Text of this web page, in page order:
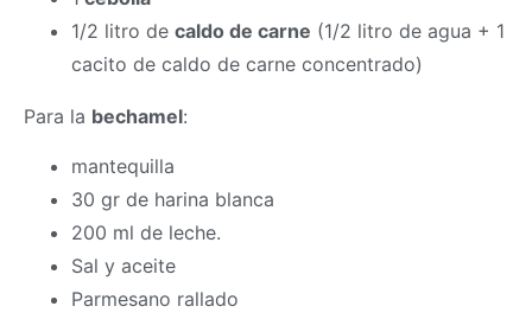
1/2 litro de caldo de carne (1/2 litro de agua + 1
cacito de caldo de carne concentrado)
Para la bechamel:
mantequilla
30 gr de harina blanca
200 ml de leche.
Sal y aceite
Parmesano rallado